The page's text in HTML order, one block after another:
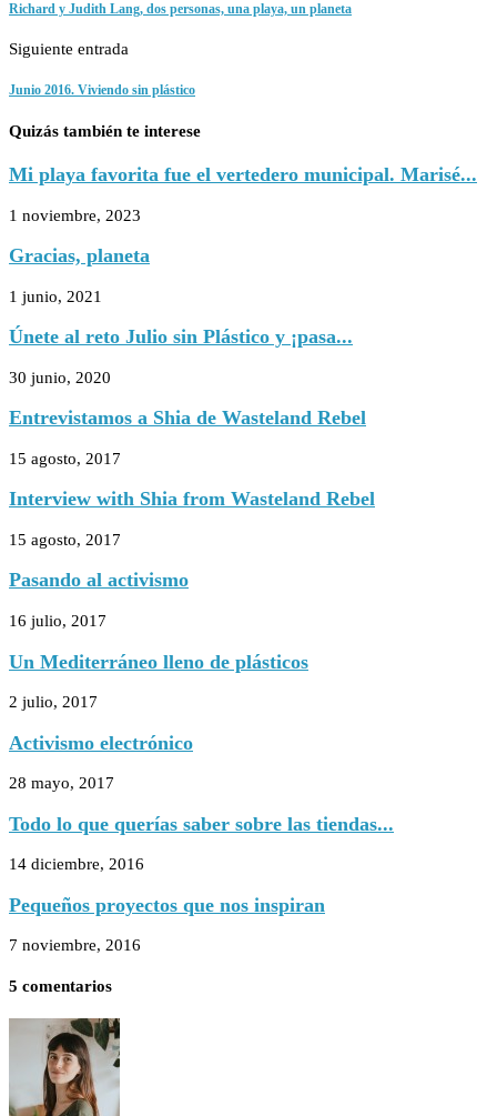
Richard y Judith Lang, dos personas, una playa, un planeta
Siguiente entrada
Junio 2016. Viviendo sin plástico
Quizás también te interese
Mi playa favorita fue el vertedero municipal. Marisé...
1 noviembre, 2023
Gracias, planeta
1 junio, 2021
Únete al reto Julio sin Plástico y ¡pasa...
30 junio, 2020
Entrevistamos a Shia de Wasteland Rebel
15 agosto, 2017
Interview with Shia from Wasteland Rebel
15 agosto, 2017
Pasando al activismo
16 julio, 2017
Un Mediterráneo lleno de plásticos
2 julio, 2017
Activismo electrónico
28 mayo, 2017
Todo lo que querías saber sobre las tiendas...
14 diciembre, 2016
Pequeños proyectos que nos inspiran
7 noviembre, 2016
5 comentarios